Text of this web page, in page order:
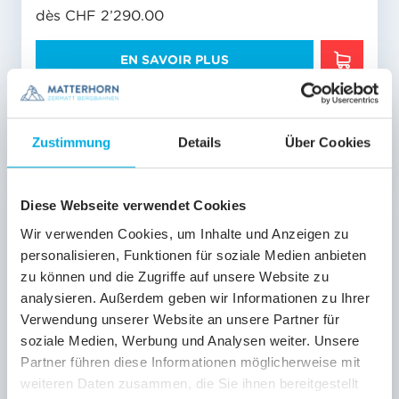
Zustimmung Details Über Cookies
Diese Webseite verwendet Cookies
Wir verwenden Cookies, um Inhalte und Anzeigen zu
personalisieren, Funktionen für soziale Medien anbieten
zu können und die Zugriffe auf unsere Website zu
analysieren. Außerdem geben wir Informationen zu Ihrer
Verwendung unserer Website an unsere Partner für
soziale Medien, Werbung und Analysen weiter. Unsere
Partner führen diese Informationen möglicherweise mit
weiteren Daten zusammen, die Sie ihnen bereitgestellt
dès CHF 2’290.00
EN SAVOIR PLUS EN
Validité01/10 31/10/2026
ABBONAMENTI STAGIONALI & ANNUALI
Wolli Card pour enfants